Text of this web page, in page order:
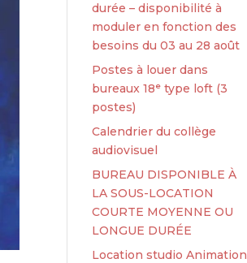
durée – disponibilité à
moduler en fonction des
besoins du 03 au 28 août
Postes à louer dans
bureaux 18ᵉ type loft (3
postes)
Calendrier du collège
audiovisuel
BUREAU DISPONIBLE À
LA SOUS-LOCATION
COURTE MOYENNE OU
LONGUE DURÉE
Location studio Animation